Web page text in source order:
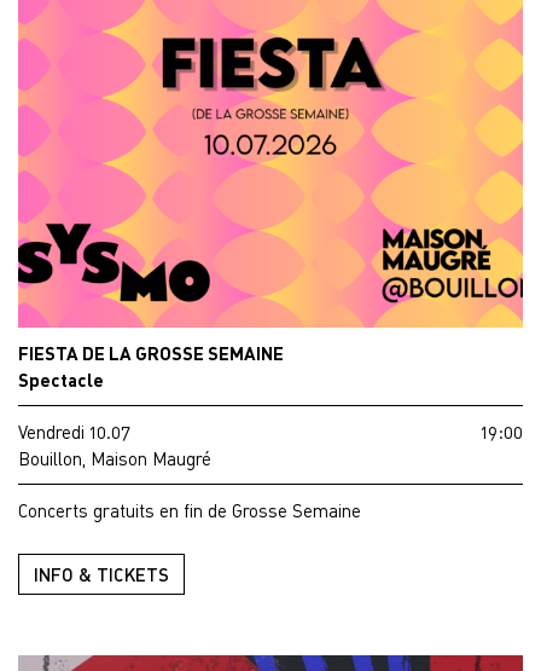
FIESTA DE LA GROSSE SEMAINE
Spectacle
Vendredi 10.07
19:00
Bouillon, Maison Maugré
Concerts gratuits en fin de Grosse Semaine
INFO & TICKETS